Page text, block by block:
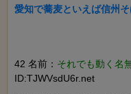
愛知で蕎麦といえば信州
42 名前： それでも動く名
ID:TJWVsdU6r.net